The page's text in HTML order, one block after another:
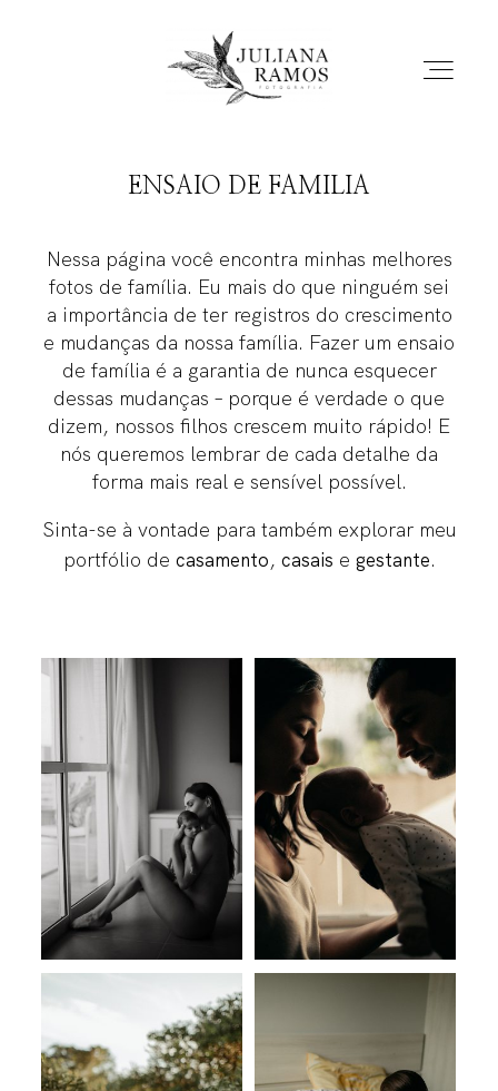
BLOG
DEPOIMENTOS
INFO
ENSAIO DE FAMILIA
Nessa página você encontra minhas melhores
fotos de família. Eu mais do que ninguém sei
a importância de ter registros do crescimento
e mudanças da nossa família. Fazer um ensaio
de família é a garantia de nunca esquecer
dessas mudanças – porque é verdade o que
dizem, nossos filhos crescem muito rápido! E
nós queremos lembrar de cada detalhe da
forma mais real e sensível possível.
Sinta-se à vontade para também explorar meu
portfólio de casamento, casais e gestante.